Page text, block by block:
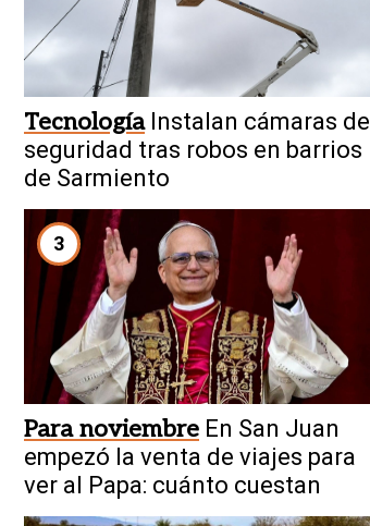
Tecnología Instalan cámaras de
seguridad tras robos en barrios
de Sarmiento
3
Para noviembre En San Juan
empezó la venta de viajes para
ver al Papa: cuánto cuestan